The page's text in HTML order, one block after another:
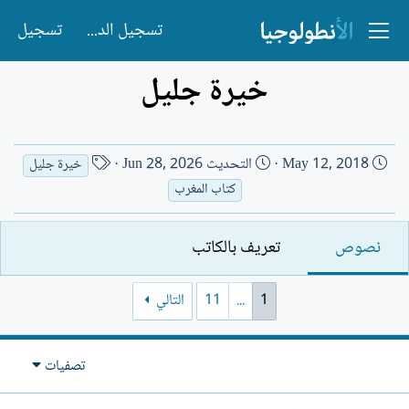
تسجيل الدخول تسجيل
خيرة جليل
ت
ر
ي
خ
ا
ن
May 12, 2018 التحديث Jun 28, 2026
ا
م
ا
ك
ب
خيرة جليل
كتاب المغرب
نصوص تعريف بالكاتب
1
...
11 التالي
تصفيات